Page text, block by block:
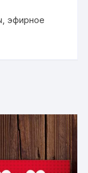
эфирное